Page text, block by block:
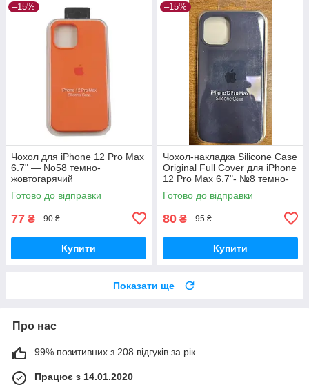
–15%
Чохол для iPhone 12 Pro Max
6.7" — No58 темно-
жовтогарячий
Готово до відправки
77 ₴ 90 ₴
Купити
–15%
Чохол-накладка Silicone Case
Original Full Cover для iPhone
12 Pro Max 6.7"- №8 темно-
синій
Готово до відправки
80 ₴ 95 ₴
Купити
Показати ще
Про нас
99% позитивних з 208 відгуків за рік
Працює з 14.01.2020